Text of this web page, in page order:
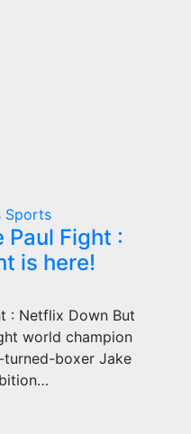
Sports
Paul Fight :
is here!
: Netflix Down But
world champion
turned-boxer Jake